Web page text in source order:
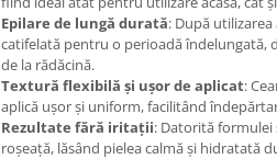
Epilare de lungă durată: După
catifelată pentru o perioadă îndelungată,
de la rădăcină.
Textură flexibilă și ușor de aplicat:
aplică ușor și uniform, facilitând
Rezultate fără iritații: Datorită formulei
roșeață, lăsând pielea calmă și hidratată